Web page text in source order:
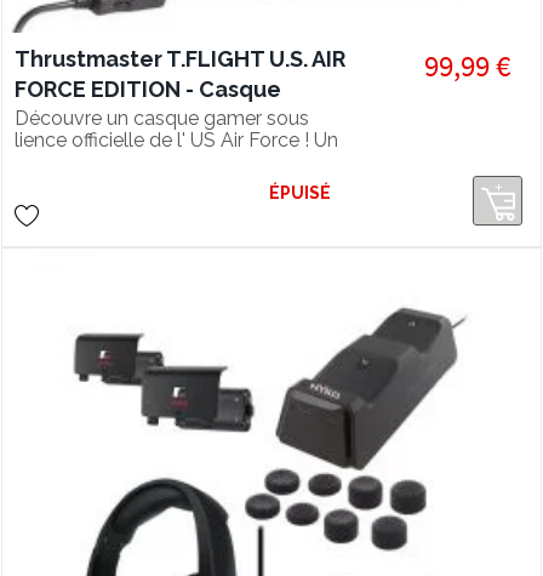
Thrustmaster T.FLIGHT U.S. AIR
FORCE EDITION - Casque
gaming multiplateforme
Découvre un casque gamer sous
lience officielle de l' US Air Force ! Un
99,99 €
ÉPUISÉ